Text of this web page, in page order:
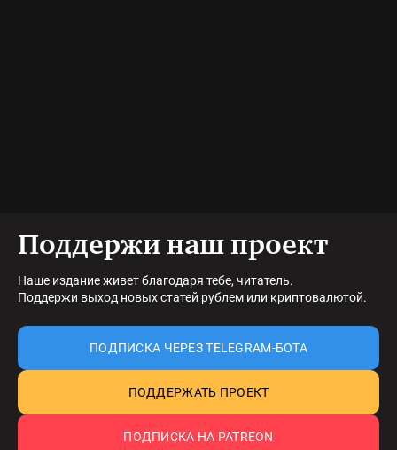
Поддержи наш проект
Наше издание живет благодаря тебе, читатель.
Поддержи выход новых статей рублем или криптовалютой.
ПОДПИСКА ЧЕРЕЗ TELEGRAM-БОТА
ПОДДЕРЖАТЬ ПРОЕКТ
ПОДПИСКА НА PATREON